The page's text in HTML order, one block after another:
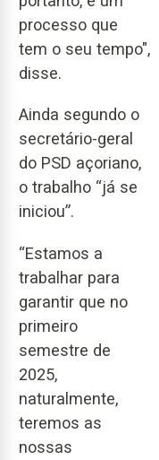
processo que
tem o seu tempo",
disse.
Ainda segundo o
secretário-geral
do PSD açoriano,
o trabalho “já se
iniciou”.
“Estamos a
trabalhar para
garantir que no
primeiro
semestre de
2025,
naturalmente,
teremos as
nossas